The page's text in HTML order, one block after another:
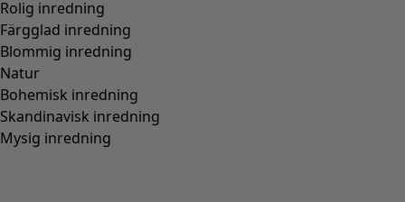
Rolig inredning
Färgglad inredning
Blommig inredning
Natur
Bohemisk inredning
Skandinavisk inredning
Mysig inredning